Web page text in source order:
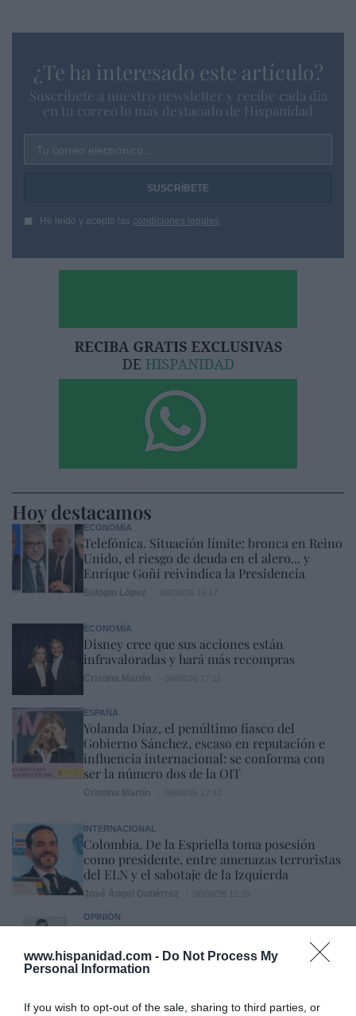
www.hispanidad.com - Do Not Process My
Personal Information
If you wish to opt-out of the sale, sharing to third parties, or
¿Te ha interesado este artículo?
Suscríbete a nuestro newsletter y recibe cada dia
en tu correo lo más destacado de Hispanidad
Tu correo electrónico...
He leído y acepto las condiciones legales
Hoy destacamos
ECONOMÍA
Telefónica. Situación límite: bronca en Reino
Unido, el riesgo de deuda en el alero... y
Enrique Goñi reivindica la Presidencia
ECONOMÍA
Disney cree que sus acciones están
infravaloradas y hará más recompras
ESPAÑA
Yolanda Díaz, el penúltimo fiasco del
Gobierno Sánchez, escaso en reputación e
influencia internacional: se conforma con
ser la número dos de la OIT
INTERNACIONAL
Colombia. De la Espriella toma posesión
como presidente, entre amenazas terroristas
del ELN y el sabotaje de la Izquierda
OPINIÓN
y es fascista...el PNV opina lo mismo... y es
progresista